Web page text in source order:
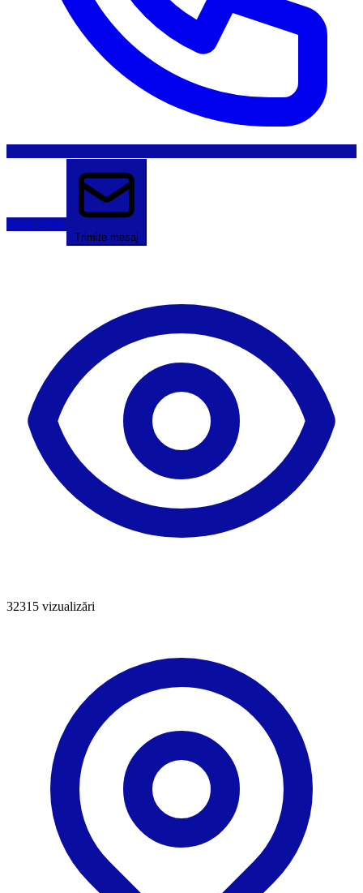
Sună acum
Trimite mesaj
32315 vizualizări